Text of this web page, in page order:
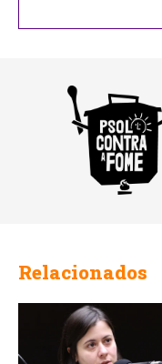
Relacionados